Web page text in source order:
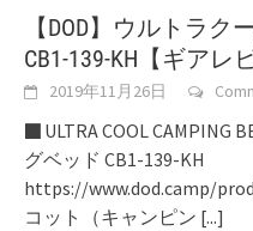
【DOD】ウルトラ
CB1-139-KH【ギアレ
2019年11月26日
■ ULTRA COOL CAMPING
グベッド CB1-139-KH
https://www.dod.camp/
コット（キャンピン [...]